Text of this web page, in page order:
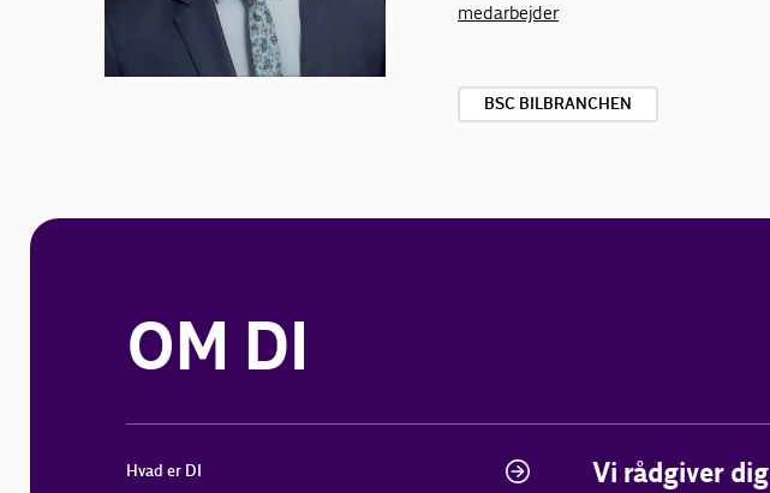
medarbejder
BSC BILBRANCHEN
OM DI
Hvad er DI
Vi rådgiver dig